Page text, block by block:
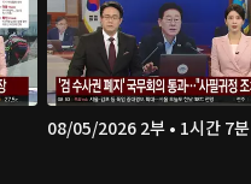
08/05/2026 2부 • 1시간 7분